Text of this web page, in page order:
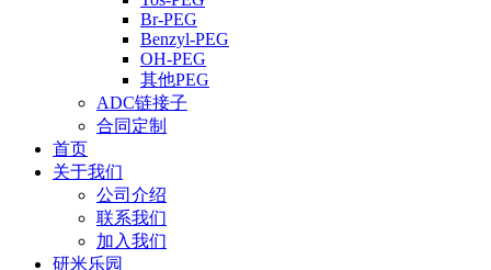
Br-PEG
Benzyl-PEG
OH-PEG
其他PEG
ADC链接子
合同定制
首页
关于我们
公司介绍
联系我们
加入我们
研米乐园